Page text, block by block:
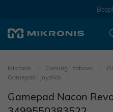
Mikronis Gaming i zabava
Gamepad i joystick
Gamepad Nacon